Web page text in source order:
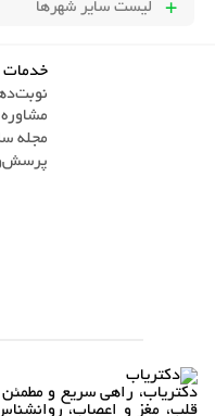
لیست سایر شهرها
خدمات
مشاوره
مجله
دکتریاب، راهی سریع و
قلب، مغز و اعصاب،